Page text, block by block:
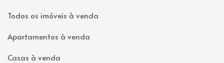
Todos os imóveis à venda
Apartamentos à venda
Casas à venda